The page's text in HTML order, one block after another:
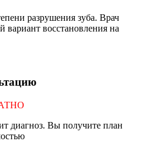
разрушения зуба. Врач
вариант восстановления на
диагноз. Вы получите план